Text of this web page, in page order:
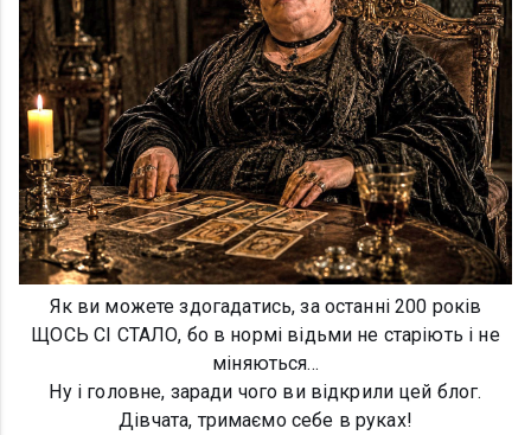
Як ви можете здогадатись, за останні 200 років
ЩОСЬ СІ СТАЛО, бо в нормі відьми не старіють і не
міняються...
Ну і головне, заради чого ви відкрили цей блог.
Дівчата, тримаємо себе в руках!